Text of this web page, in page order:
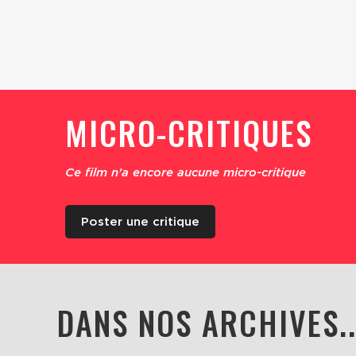
MICRO-CRITIQUES
Ce film n'a encore aucune micro-critique
Poster une critique
DANS NOS